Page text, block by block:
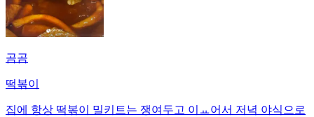
곰곰
떡볶이
집에 항상 떡볶이 밀키트는 쟁여두고 이ㅛ어서 저녁 야식으로